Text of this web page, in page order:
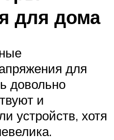
для дома
для
довольно
и
устройств, хотя